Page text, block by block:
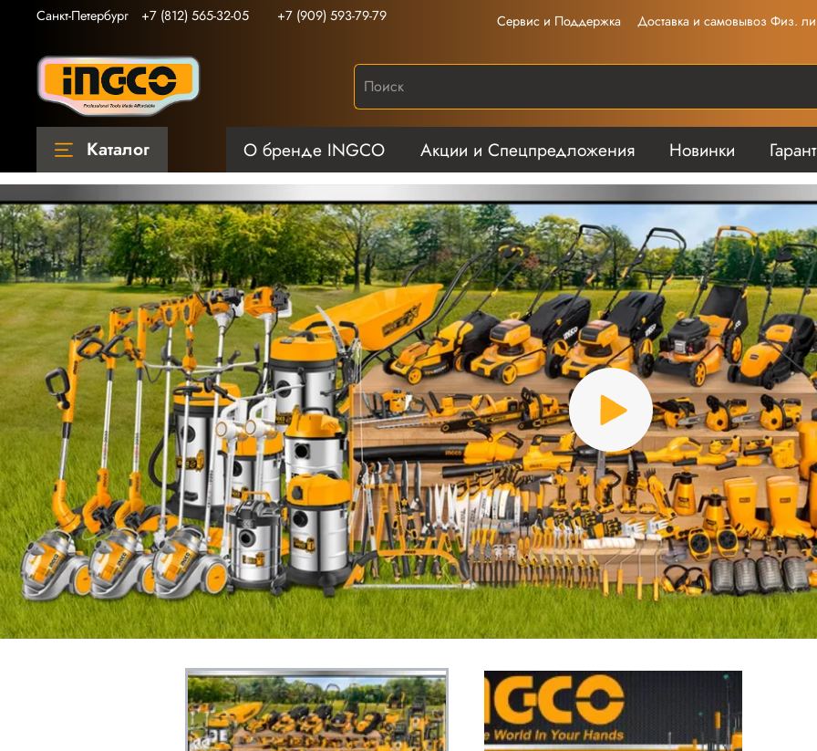
Сервис и Поддержка Доставка и самовывоз Физ.
Санкт-Петербург +7 (812) 565-32-05 +7 (909) 593-79-79
Каталог О бренде INGCO Акции и Спецпредложения Новинки